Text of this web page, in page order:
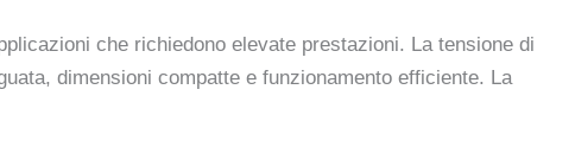
che richiedono elevate prestazioni. La tensione di
dimensioni compatte e funzionamento efficiente. La